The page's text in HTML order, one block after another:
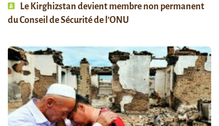
Le Kirghizstan devient membre non permanent
du Conseil de Sécurité de l’ONU